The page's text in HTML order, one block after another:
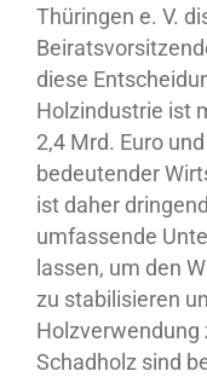
Thüringen e. V.
diese
Holzindustrie ist
2,4 Mrd. Euro
bedeutender
ist daher
umfassende
lassen, um den
zu stabilisieren
Holzverwendung
Schadholz sind